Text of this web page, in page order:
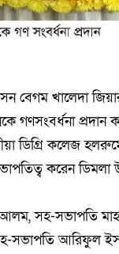
বেগম খালেদা
গণসংবর্ধনা প্রদান
ডিগ্রি কলেজ
করেন
সহ-সভাপতি
সভাপতি আরিফুল